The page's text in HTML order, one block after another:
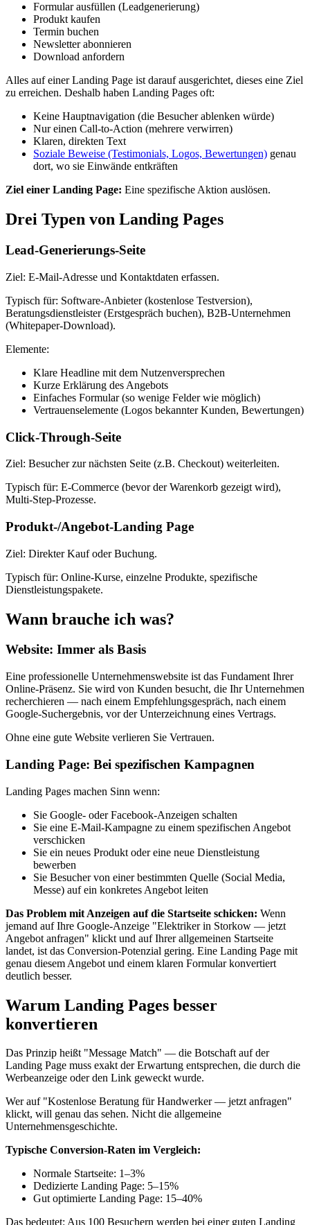
Formular ausfüllen (Leadgenerierung)
Produkt kaufen
Termin buchen
Newsletter abonnieren
Download anfordern
Alles auf einer Landing Page ist darauf ausgerichtet, dieses eine Ziel
zu erreichen. Deshalb haben Landing Pages oft:
Keine Hauptnavigation (die Besucher ablenken würde)
Nur einen Call-to-Action (mehrere verwirren)
Klaren, direkten Text
Soziale Beweise (Testimonials, Logos, Bewertungen) genau
dort, wo sie Einwände entkräften
Ziel einer Landing Page: Eine spezifische Aktion auslösen.
Drei Typen von Landing Pages
Lead-Generierungs-Seite
Ziel: E-Mail-Adresse und Kontaktdaten erfassen.
Typisch für: Software-Anbieter (kostenlose Testversion),
Beratungsdienstleister (Erstgespräch buchen), B2B-Unternehmen
(Whitepaper-Download).
Elemente:
Klare Headline mit dem Nutzenversprechen
Kurze Erklärung des Angebots
Einfaches Formular (so wenige Felder wie möglich)
Vertrauenselemente (Logos bekannter Kunden, Bewertungen)
Click-Through-Seite
Ziel: Besucher zur nächsten Seite (z.B. Checkout) weiterleiten.
Typisch für: E-Commerce (bevor der Warenkorb gezeigt wird),
Multi-Step-Prozesse.
Produkt-/Angebot-Landing Page
Ziel: Direkter Kauf oder Buchung.
Typisch für: Online-Kurse, einzelne Produkte, spezifische
Dienstleistungspakete.
Wann brauche ich was?
Website: Immer als Basis
Eine professionelle Unternehmenswebsite ist das Fundament Ihrer
Online-Präsenz. Sie wird von Kunden besucht, die Ihr Unternehmen
recherchieren — nach einem Empfehlungsgespräch, nach einem
Google-Suchergebnis, vor der Unterzeichnung eines Vertrags.
Ohne eine gute Website verlieren Sie Vertrauen.
Landing Page: Bei spezifischen Kampagnen
Landing Pages machen Sinn wenn:
Sie Google- oder Facebook-Anzeigen schalten
Sie eine E-Mail-Kampagne zu einem spezifischen Angebot
verschicken
Sie ein neues Produkt oder eine neue Dienstleistung
bewerben
Sie Besucher von einer bestimmten Quelle (Social Media,
Messe) auf ein konkretes Angebot leiten
Das Problem mit Anzeigen auf die Startseite schicken: Wenn
jemand auf Ihre Google-Anzeige "Elektriker in Storkow — jetzt
Angebot anfragen" klickt und auf Ihrer allgemeinen Startseite
landet, ist das Conversion-Potenzial gering. Eine Landing Page mit
genau diesem Angebot und einem klaren Formular konvertiert
deutlich besser.
Warum Landing Pages besser
konvertieren
Das Prinzip heißt "Message Match" — die Botschaft auf der
Landing Page muss exakt der Erwartung entsprechen, die durch die
Werbeanzeige oder den Link geweckt wurde.
Wer auf "Kostenlose Beratung für Handwerker — jetzt anfragen"
klickt, will genau das sehen. Nicht die allgemeine
Unternehmensgeschichte.
Typische Conversion-Raten im Vergleich:
Normale Startseite: 1–3%
Dedizierte Landing Page: 5–15%
Gut optimierte Landing Page: 15–40%
Das bedeutet: Aus 100 Besuchern werden bei einer guten Landing